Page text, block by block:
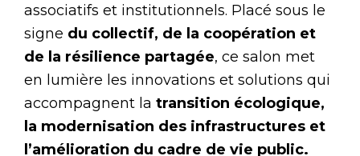
associatifs et institutionnels. Placé sous le
signe du collectif, de la coopération et
de la résilience partagée, ce salon met
en lumière les innovations et solutions qui
accompagnent la transition écologique,
la modernisation des infrastructures et
l’amélioration du cadre de vie public.